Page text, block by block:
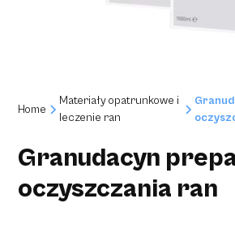
Home
Materiały opatrunkowe i
leczenie ran
Granudacyn
oczyszczania ran